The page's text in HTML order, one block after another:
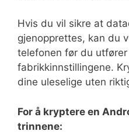
Hvis du vil sikre at
gjenopprettes, kan du
telefonen før du
fabrikkinnstillingene.
dine uleselige uten
For å kryptere en
trinnene: